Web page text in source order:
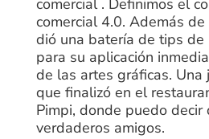
comercial . Definimos el
comercial 4.0. Además
dió una batería de tips de
para su aplicación
de las artes gráficas. Una
que finalizó en el
Pimpi, donde puedo decir
verdaderos amigos.